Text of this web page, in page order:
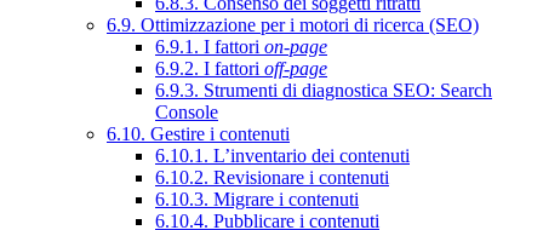
6.9. Ottimizzazione per i motori di ricerca (SEO)
6.9.1. I fattori on-page
6.9.2. I fattori off-page
6.9.3. Strumenti di diagnostica SEO: Search
Console
6.10. Gestire i contenuti
6.10.1. L’inventario dei contenuti
6.10.2. Revisionare i contenuti
6.10.3. Migrare i contenuti
6.10.4. Pubblicare i contenuti